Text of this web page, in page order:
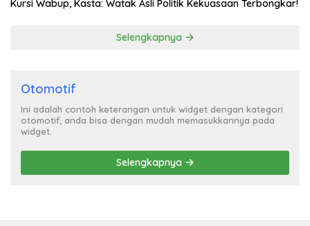
Kursi Wabup, Kasta: Watak Asli Politik Kekuasaan Terbongkar!
Selengkapnya
Otomotif
Ini adalah contoh keterangan untuk widget dengan kategori
otomotif, anda bisa dengan mudah memasukkannya pada
widget.
Selengkapnya